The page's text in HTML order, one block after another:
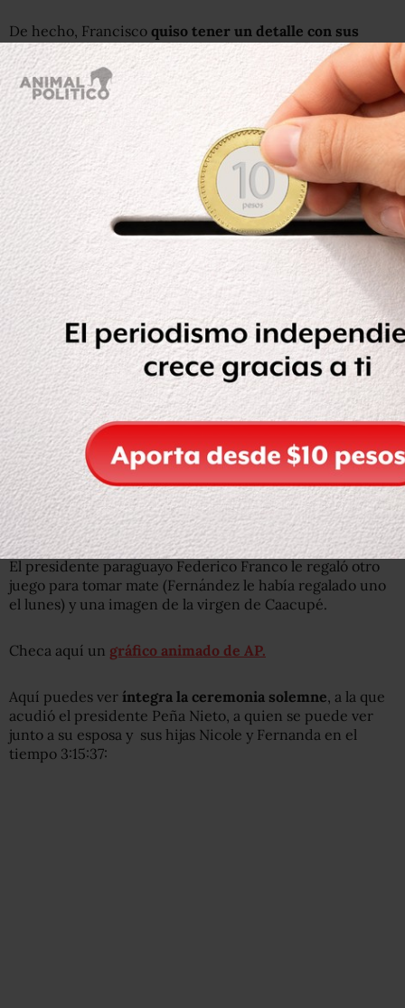
De hecho, Francisco quiso tener un detalle con sus
compatriotas argentinos congregados de madrugada en
la plaza de Mayo
bonaerense para seguir la celebración a
través de unas pantallas.
Una hora antes de la misa,
grabó un mensaje telefónico
en el que exhortaba a los argentinos a dialogar más y
pelear menos.
“Que no haya odio, que no haya pelea, dejen de lado la
envidia, no le saquen el cuero (critiquen) a nadie”, afirmó
el papa. “”Dialoguen; que entre ustedes se viva el deseo
de cuidarse”.
Después de la misa, que duró menos de lo habitual tras
unos ajustes del propio papa, comenzó un largo
pasamanos en el interior de la basílica. Francisco saludó
de pie a dignatarios y representantes diplomáticos
durante casi dos horas, en las que se pudo advertir su
especial afinidad con los líderes de América Latina.
La primera en saludarlo fue la presidenta argentina
Cristina Fernández.Francisco también charló
animadamente con el ecuatoriano Rafael Correa, quien le
enseñó una foto, y la brasileña Dilma Rousseff.
El presidente paraguayo Federico Franco le regaló otro
juego para tomar mate (Fernández le había regalado uno
el lunes) y una imagen de la virgen de Caacupé.
Checa aquí un gráfico animado de AP.
Aquí puedes ver íntegra la ceremonia solemne , a la que
acudió el presidente Peña Nieto, a quien se puede ver
junto a su esposa y sus hijas Nicole y Fernanda en el
tiempo 3:15:37: